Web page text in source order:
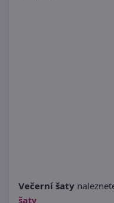
Večerní šaty
šaty